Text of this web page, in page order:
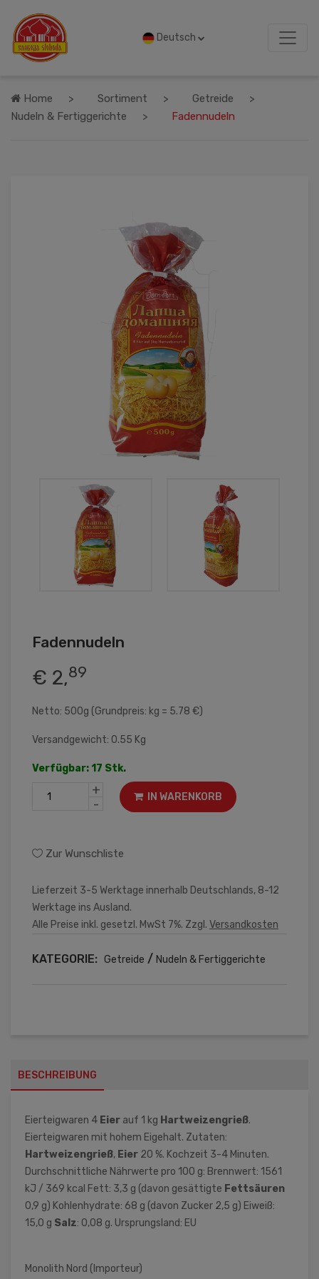
Deutsch
Home Sortiment
Getreide
Nudeln & Fertiggerichte
Fadennudeln
Fadennudeln
€ 2,89
Netto: 500g (Grundpreis: kg = 5.78 €)
Versandgewicht: 0.55 Kg
Verfügbar: 17 Stk.
+
-
IN WARENKORB
Zur Wunschliste
Lieferzeit 3-5 Werktage innerhalb Deutschlands, 8-12
Werktage ins Ausland.
Alle Preise inkl. gesetzl. MwSt 7%. Zzgl. Versandkosten
KATEGORIE: Getreide / Nudeln & Fertiggerichte
BESCHREIBUNG
Eierteigwaren 4 Eier auf 1 kg Hartweizengrieß.
Eierteigwaren mit hohem Eigehalt. Zutaten:
Hartweizengrieß, Eier 20 %. Kochzeit 3-4 Minuten.
Durchschnittliche Nährwerte pro 100 g: Brennwert: 1561
kJ / 369 kcal Fett: 3,3 g (davon gesättigte Fettsäuren
0,9 g) Kohlenhydrate: 68 g (davon Zucker 2,5 g) Eiweiß:
15,0 g Salz: 0,08 g . Ursprungsland: EU
Monolith Nord (Importeur)